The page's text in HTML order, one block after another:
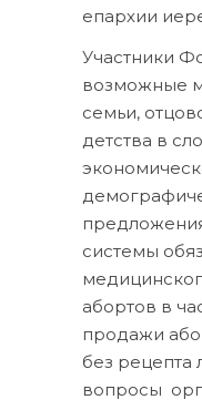
епархии
Участники
возможные
семьи,
детства в
системы
абортов в
продажи
без рецепта
вопросы